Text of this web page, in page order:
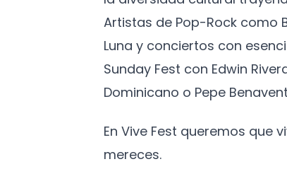
Artistas de Pop-Rock como
Luna y conciertos con
Sunday Fest con Edwin
Dominicano o Pepe
En Vive Fest queremos que
mereces.